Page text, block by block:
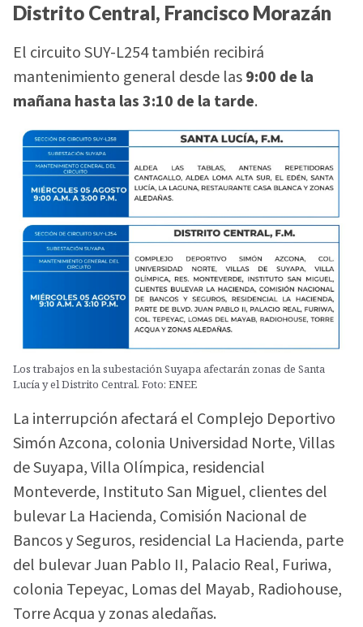
Distrito Central, Francisco Morazán
El circuito SUY-L254 también recibirá
mantenimiento general desde las9:00 de la
mañana hasta las 3:10 de la tarde.
Los trabajos en la subestación Suyapa afectarán zonas de Santa
Lucía y el Distrito Central. Foto: ENEE
La interrupción afectará el Complejo Deportivo
Simón Azcona, colonia Universidad Norte, Villas
de Suyapa, Villa Olímpica, residencial
Monteverde, Instituto San Miguel, clientes del
bulevar La Hacienda, Comisión Nacional de
Bancos y Seguros, residencial La Hacienda, parte
del bulevar Juan Pablo II, Palacio Real, Furiwa,
colonia Tepeyac, Lomas del Mayab, Radiohouse,
Torre Acqua y zonas aledañas.